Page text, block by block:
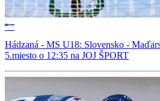
Hádzaná - MS U18: Slovensko -
5.miesto o 12:35 na JOJ ŠPORT